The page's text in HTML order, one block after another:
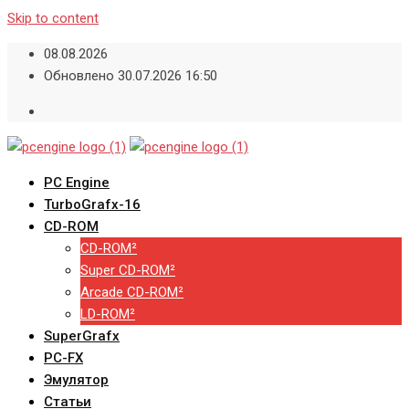
Skip to content
08.08.2026
Обновлено 30.07.2026 16:50
PC Engine
TurboGrafx-16
CD-ROM
CD-ROM²
Super CD-ROM²
Arcade CD-ROM²
LD-ROM²
SuperGrafx
PC-FX
Эмулятор
Статьи